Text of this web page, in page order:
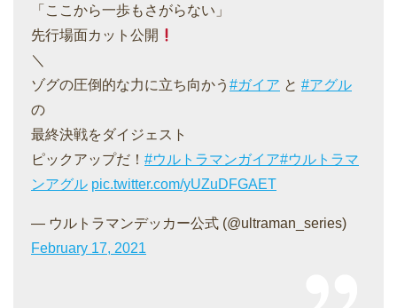
「ここから一歩もさがらない」
先行場面カット公開
＼
ゾグの圧倒的な力に立ち向かう #ガイア と #アグル
の
最終決戦をダイジェスト
ピックアップだ！ #ウルトラマンガイア#ウルトラマ
ンアグル pic.twitter.com/yUZuDFGAET
— ウルトラマンデッカー公式 (@ultraman_series)
February 17, 2021